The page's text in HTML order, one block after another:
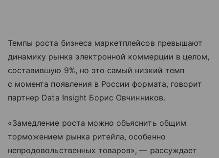
Темпы роста бизнеса маркетплейсов превышают
динамику рынка электронной коммерции в целом,
составившую 9%, но это самый низкий темп
с момента появления в России формата, говорит
партнер Data Insight Борис Овчинников.
«Замедление роста можно объяснить общим
торможением рынка ритейла, особенно
непродовольственных товаров», — рассуждает